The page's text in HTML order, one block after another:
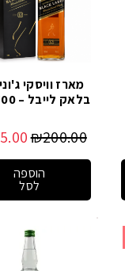
מארז וויסקי
בלאק לייבל – 700 מ"ל
₪200.00
הוספה
לסל